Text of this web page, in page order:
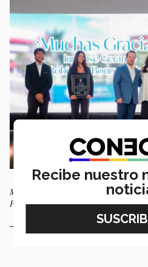
Momento del reconocimiento a
Pedro Bobadilla
Recibe nuestro